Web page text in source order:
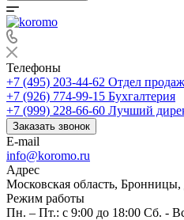
Телефоны
+7 (495) 203-44-62 Отдел продаж
+7 (926) 774-99-15 Бухгалтерия
+7 (999) 228-66-60 Лучший
Заказать звонок
E-mail
info@koromo.ru
Адрес
Московская область,
Режим работы
Пн. – Пт.: с 9:00 до 18:00 Сб. -